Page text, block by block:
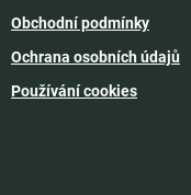
Obchodní podmínky
Ochrana osobních údajů
Používání cookies